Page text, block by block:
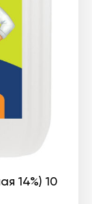
14%) 10